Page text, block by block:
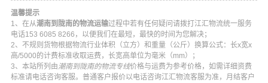
温馨提示
1、在从潮南到陇南的物流运输过程中若有任何疑问请拨打 江汇物流统一服务
电话153 6085 8266 ，以便我们在最短，最快的时间为您解决；
2、不规则货物根据物流行业体积（立方）和重量（公斤）换算公式：长x宽x
高/5000的计费标准收取运费，长宽高单位为毫米（mm）；
3、本站所列由潮南到陇南的物流专线价格与运费为参考价格，如需详细资费
标准请电话咨询客服。普通客户报价以电话咨询江汇物流客服为准，月结客户